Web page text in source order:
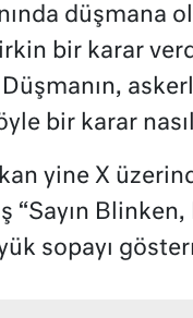
düşmana
bir karar
Düşmanın,
bir karar
yine X
“Sayın
sopayı